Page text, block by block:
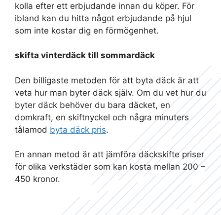
kolla efter ett erbjudande innan du köper. För
ibland kan du hitta något erbjudande på hjul
som inte kostar dig en förmögenhet.
skifta vinterdäck till sommardäck
Den billigaste metoden för att byta däck är att
veta hur man byter däck själv. Om du vet hur du
byter däck behöver du bara däcket, en
domkraft, en skiftnyckel och några minuters
tålamod byta däck pris.
En annan metod är att jämföra däckskifte priser
för olika verkstäder som kan kosta mellan 200 –
450 kronor.